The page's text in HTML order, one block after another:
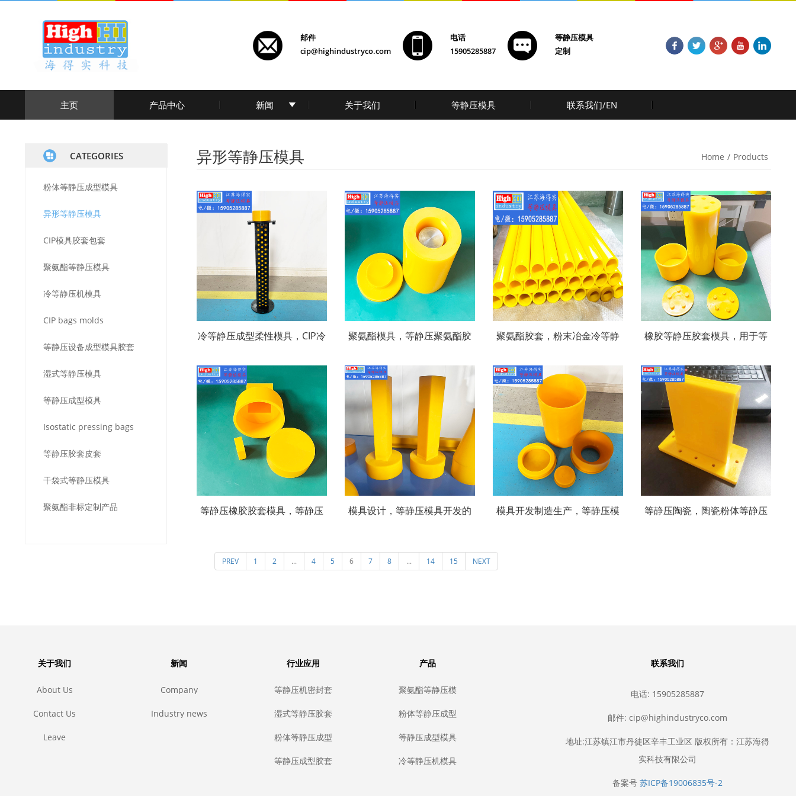
邮件
cip@highindustryco.com
电话
15905285887
等静压模具
定制
主页 产品中心 新闻 关于我们 等静压模具 联系我们/EN
CATEGORIES
粉体等静压成型模具
异形等静压模具
CIP模具胶套包套
聚氨酯等静压模具
冷等静压机模具
CIP bags molds
等静压设备成型模具胶套
湿式等静压模具
等静压成型模具
Isostatic pressing bags
等静压胶套皮套
干袋式等静压模具
聚氨酯非标定制产品
异形等静压模具 Home / Products
冷等静压成型柔性模具，CIP冷
等静压柔性弹性体胶套包套模
具，选择聚氨酯等静压胶套的
好处
聚氨酯模具，等静压聚氨酯胶
套包套皮套模具，高回弹抗撕
裂聚氨酯等静压PU模具
聚氨酯胶套，粉末冶金冷等静
压成型用的聚氨酯胶套包套皮
套，等静压聚氨酯模具的全套
设计生产
橡胶等静压胶套模具，用于等
静压成型的橡胶胶套与聚氨酯
等静压胶套模具比有什么优势
等静压橡胶胶套模具，等静压
和等静压聚氨酯胶套有什么相
模具设计，等静压模具开发的
属芯杆，等静压密封吊装工装
模具开发制造生产，等静压模 等静压陶瓷，陶瓷粉体等静压
PREV 1 2 ... 4 5 6 7 8 ... 14 15 NEXT
关于我们
About Us
Contact Us
Leave
新闻
Company
Industry news
行业应用
等静压机密封套
等静压设备密封
垫隔离套的定制
性体水袋耐油耐
水，厂家定制生
湿式等静压胶套
粉体等静压成型
等静压成型胶套
产品
聚氨酯等静压模
粉体等静压成型
等静压成型模具
冷等静压机模具
联系我们
电话: 15905285887
邮件: cip@highindustryco.com
地址:江苏镇江市丹徒区辛丰工业区 版权所有：江苏海得
实科技有限公司
备案号 苏ICP备19006835号-2